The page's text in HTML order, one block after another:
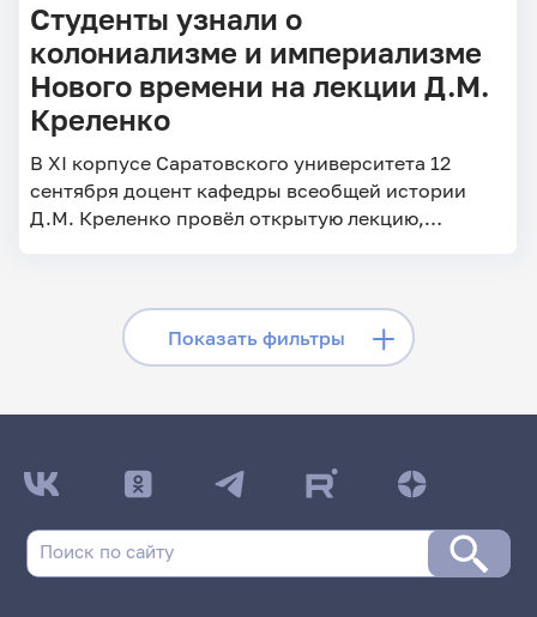
Студенты узнали о
колониализме и империализме
Нового времени на лекции Д.М.
Креленко
В XI корпусе Саратовского университета 12
сентября доцент кафедры всеобщей истории
Д.М. Креленко провёл открытую лекцию,
Показать фильтры
Скрыть фильтры
Поиск по рубрикам